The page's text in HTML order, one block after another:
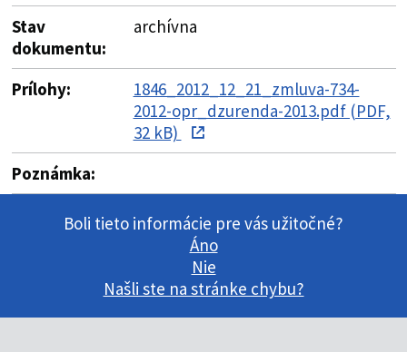
Stav
dokumentu:
archívna
Prílohy:
1846_2012_12_21_zmluva-734-
2012-opr_dzurenda-2013.pdf (PDF,
32 kB)
Poznámka:
Boli tieto informácie pre vás užitočné?
Áno
Nie
Našli ste na stránke chybu?